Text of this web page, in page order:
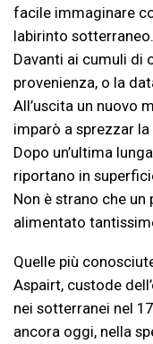
facile immaginare
labirinto sotterraneo.
Davanti ai cumuli di
provenienza, o la
All’uscita un nuovo
imparò a sprezzar la
Dopo un’ultima
riportano in
Non è strano che
alimentato
Quelle più
Aspairt, custode
nei sotterranei nel
ancora oggi, nella